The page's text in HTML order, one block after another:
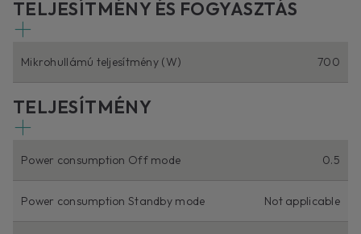
TELJESÍTMÉNY ÉS FOGYASZTÁS
Mikrohullámú teljesítmény (W) 700
TELJESÍTMÉNY
Power consumption Off mode 0.5
Power consumption Standby mode Not applicable